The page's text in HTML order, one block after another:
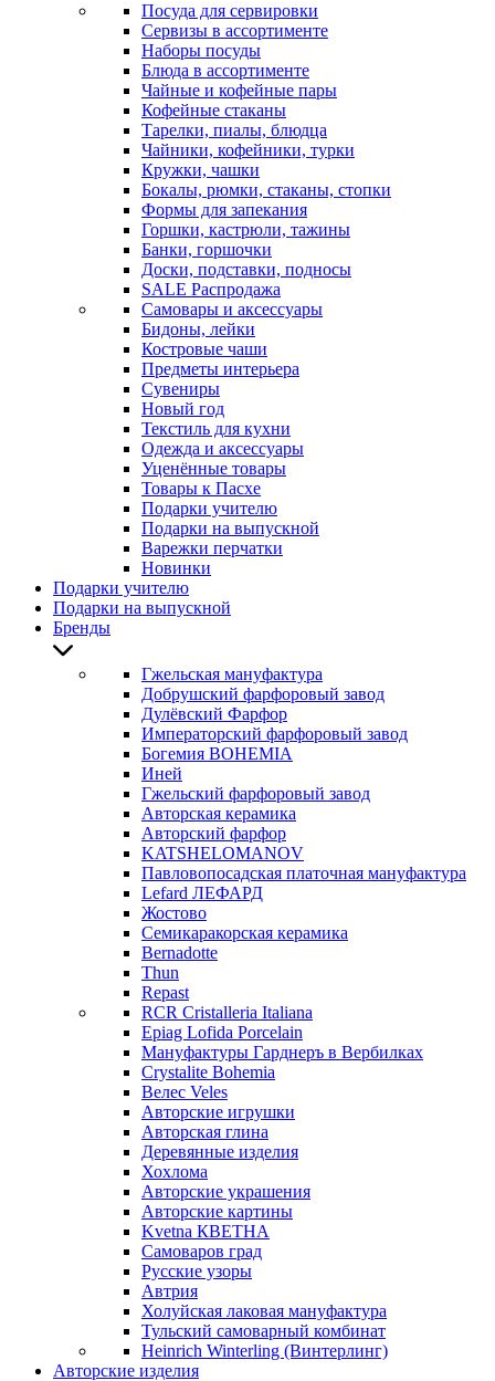
Посуда для сервировки
Сервизы в ассортименте
Наборы посуды
Блюда в ассортименте
Чайные и кофейные пары
Кофейные стаканы
Тарелки, пиалы, блюдца
Чайники, кофейники, турки
Кружки, чашки
Бокалы, рюмки, стаканы, стопки
Формы для запекания
Горшки, кастрюли, тажины
Банки, горшочки
Доски, подставки, подносы
SALE Распродажа
Самовары и аксессуары
Бидоны, лейки
Костровые чаши
Предметы интерьера
Сувениры
Новый год
Текстиль для кухни
Одежда и аксессуары
Уценённые товары
Товары к Пасхе
Подарки учителю
Подарки на выпускной
Варежки перчатки
Новинки
Подарки учителю
Подарки на выпускной
Бренды
Гжельская мануфактура
Добрушский фарфоровый завод
Дулёвский Фарфор
Императорский фарфоровый завод
Богемия BOHEMIA
Иней
Гжельский фарфоровый завод
Авторская керамика
Авторский фарфор
KATSHELOMANOV
Павловопосадская платочная мануфактура
Lefard ЛЕФАРД
Жостово
Семикаракорская керамика
Bernadotte
Thun
Repast
RCR Cristalleria Italiana
Epiag Lofida Porcelain
Мануфактуры Гарднеръ в Вербилках
Crystalite Bohemia
Велес Veles
Авторские игрушки
Авторская глина
Деревянные изделия
Хохлома
Авторские украшения
Авторские картины
Kvetna КВЕТНА
Самоваров град
Русские узоры
Автрия
Холуйская лаковая мануфактура
Тульский самоварный комбинат
Heinrich Winterling (Винтерлинг)
Авторские изделия